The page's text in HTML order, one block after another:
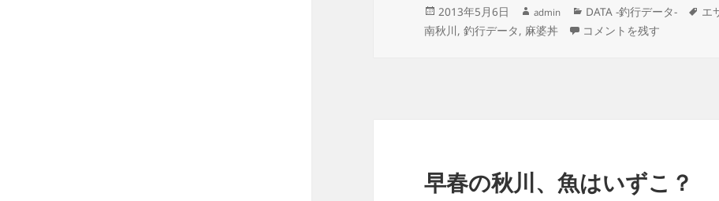
投
日:
2013年5月6日
成
者
admin
カ
ゴ
DATA -釣行データ-
タ
エ
南秋川, 釣行データ, 麻婆丼 【釣行データ】2013年05月05
コメントを残す
早春の秋川、魚はいずこ？